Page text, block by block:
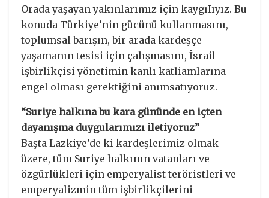
Orada yaşayan yakınlarımız için kaygıIıyız. Bu
konuda Türkiye’nin gücünü kullanmasını,
toplumsal barışın, bir arada kardeşçe
yaşamanın tesisi için çalışmasını, İsrail
işbirlikçisi yönetimin kanlı katliamlarına
engel olması gerektiğini anımsatıyoruz.
“Suriye halkına bu kara gününde en içten
dayanışma duygularımızı iletiyoruz”
Başta Lazkiye’de ki kardeşlerimiz olmak
üzere, tüm Suriye halkının vatanları ve
özgürlükleri için emperyalist teröristleri ve
emperyalizmin tüm işbirlikçilerini